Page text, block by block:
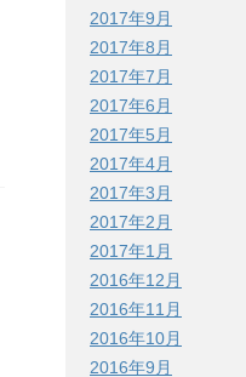
2017年9月
2017年8月
2017年7月
2017年6月
2017年5月
2017年4月
2017年3月
2017年2月
2017年1月
2016年12月
2016年11月
2016年10月
2016年9月